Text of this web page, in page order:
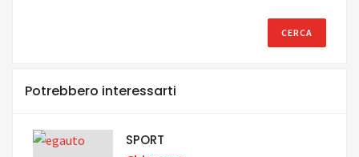
Potrebbero interessarti
SPORT